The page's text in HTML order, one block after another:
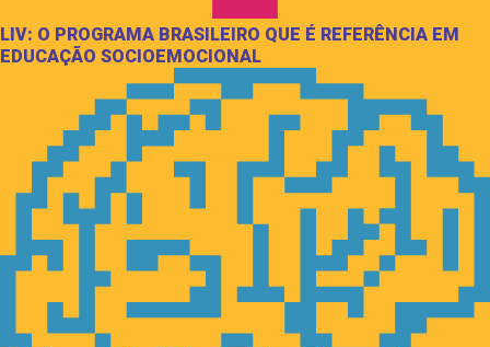
LIV: O PROGRAMA BRASILEIRO QUE É REFERÊNCIA EM
EDUCAÇÃO SOCIOEMOCIONAL